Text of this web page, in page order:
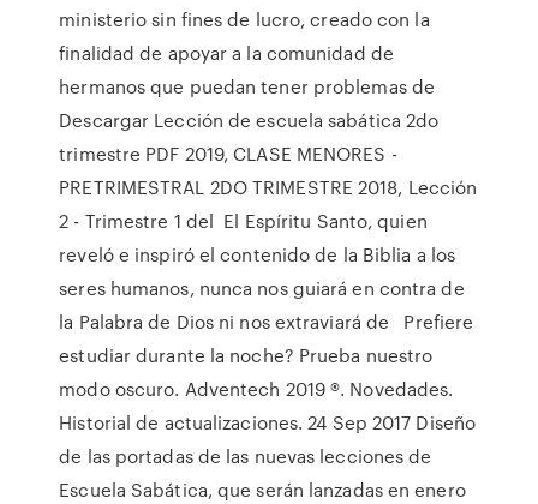
ministerio sin fines de lucro, creado con la
finalidad de apoyar a la comunidad de
hermanos que puedan tener problemas de
Descargar Lección de escuela sabática 2do
trimestre PDF 2019, CLASE MENORES -
PRETRIMESTRAL 2DO TRIMESTRE 2018, Lección
2 - Trimestre 1 del El Espíritu Santo, quien
reveló e inspiró el contenido de la Biblia a los
seres humanos, nunca nos guiará en contra de
la Palabra de Dios ni nos extraviará de Prefiere
estudiar durante la noche? Prueba nuestro
modo oscuro. Adventech 2019 ®. Novedades.
Historial de actualizaciones. 24 Sep 2017 Diseño
de las portadas de las nuevas lecciones de
Escuela Sabática, que serán lanzadas en enero